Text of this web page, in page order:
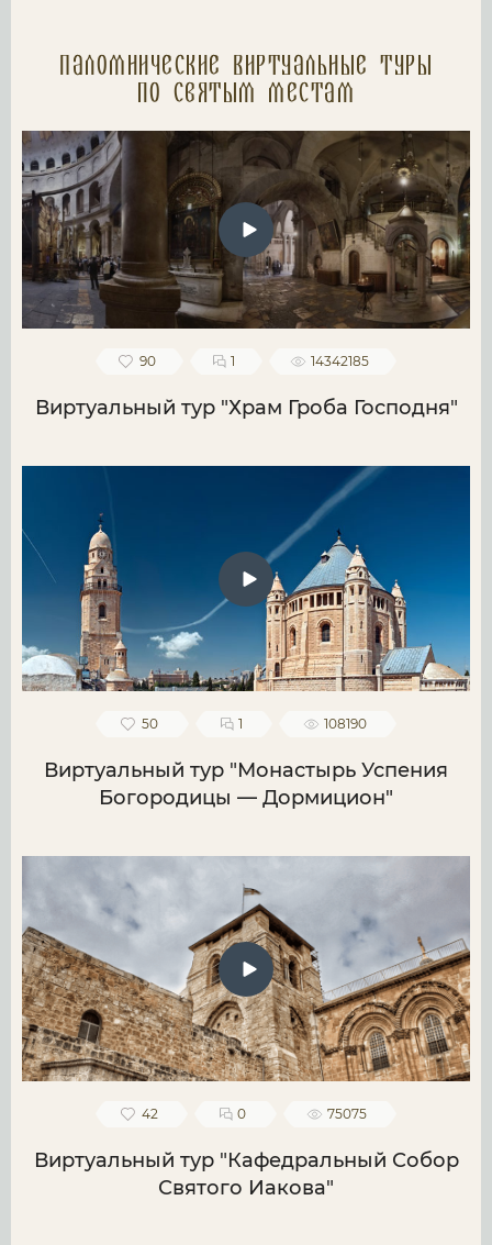
Паломнические Виртуальные туры
по святым местам
90 1 14342185
Виртуальный тур "Храм Гроба Господня"
50 1 108190
Виртуальный тур "Монастырь Успения
Богородицы — Дормицион"
42 0 75075
Виртуальный тур "Кафедральный Собор
Святого Иакова"